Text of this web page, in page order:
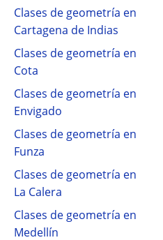
Clases de geometría en
Cartagena de Indias
Clases de geometría en
Cota
Clases de geometría en
Envigado
Clases de geometría en
Funza
Clases de geometría en
La Calera
Clases de geometría en
Medellín